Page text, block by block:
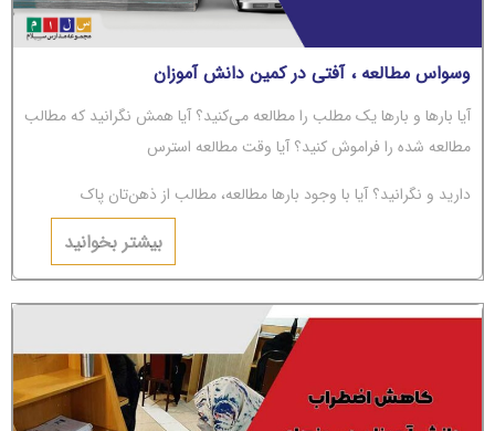
وسواس مطالعه ، آفتی در کمین دانش آموزان
آیا بارها و بارها یک مطلب را مطالعه می‌کنید؟ آیا همش نگرانید که مطالب
مطالعه شده را فراموش کنید؟ آیا وقت مطالعه استرس
دارید و نگرانید؟ آیا با وجود بارها مطالعه، مطالب از ذهن‌تان پاک
می‌شوند؟ اگر جواب‌تان مثبت است، باید بگوییم شما دچار
بیشتر بخوانید